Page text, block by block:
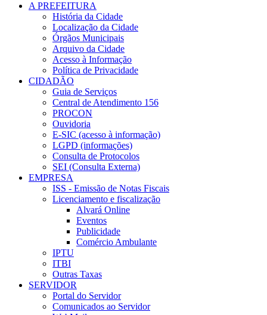
A PREFEITURA
História da Cidade
Localização da Cidade
Órgãos Municipais
Arquivo da Cidade
Acesso à Informação
Política de Privacidade
CIDADÃO
Guia de Serviços
Central de Atendimento 156
PROCON
Ouvidoria
E-SIC (acesso à informação)
LGPD (informações)
Consulta de Protocolos
SEI (Consulta Externa)
EMPRESA
ISS - Emissão de Notas Fiscais
Licenciamento e fiscalização
Alvará Online
Eventos
Publicidade
Comércio Ambulante
IPTU
ITBI
Outras Taxas
SERVIDOR
Portal do Servidor
Comunicados ao Servidor